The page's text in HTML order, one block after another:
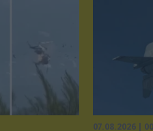
07.08.2026 |